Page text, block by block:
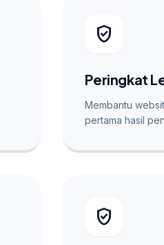
verified_user
Peringkat
Membantu
pertama hasil
verified_user